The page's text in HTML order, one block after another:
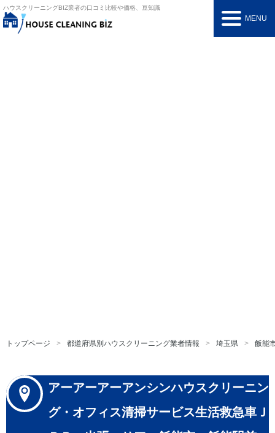
ハウスクリーニングBIZ業者の口コミ比較や価格、豆知識
MENU
トップページ 都道府県別ハウスクリーニング業者情報 埼玉県 飯能
アーアーアーアンシンハウスクリーニン
グ・オフィス清掃サービス生活救急車Ｊ